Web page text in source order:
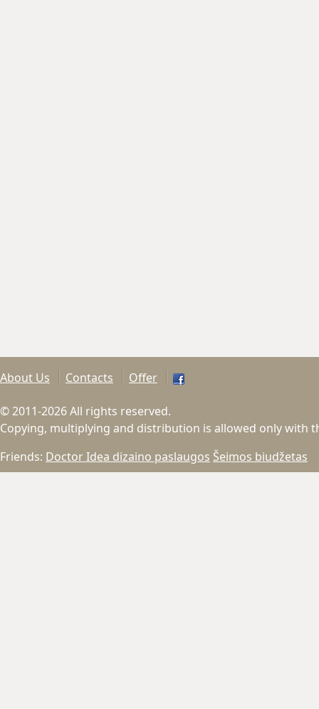
About Us Contacts Offer
© 2011-2026 All rights reserved.
Copying, multiplying and distribution is allowed only with
Friends: Doctor Idea dizaino paslaugos Šeimos biudžetas